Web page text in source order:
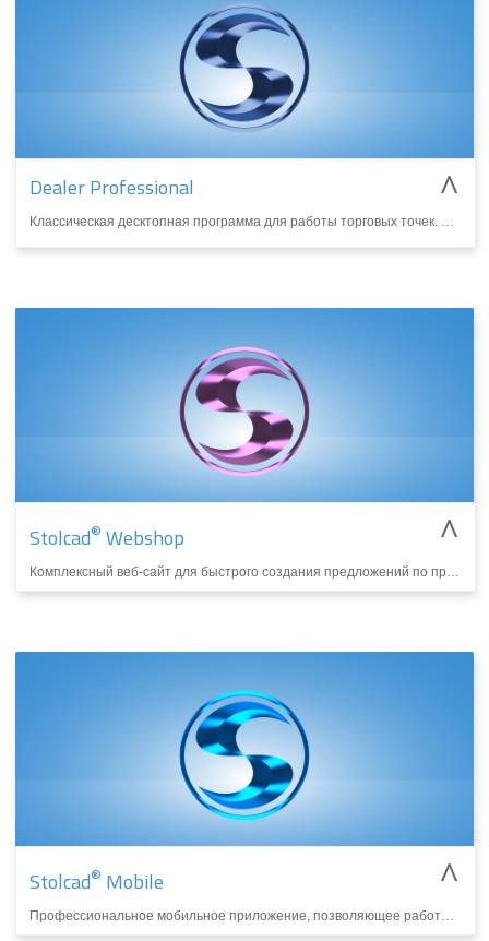
Dealer Professional ^
Классическая десктопная программа для работы торговых точек. Позволяет проектировать и подготавливать профессиональные предложения для окон, дверей и роллет.
БОЛЬШЕ
Stolcad® Webshop ^
Комплексный веб-сайт для быстрого создания предложений по продукции оконно-дверной столярки. Является идеальным решением для торговых представителей, часто работающих вне офиса.
Stolcad® Mobile ^
Профессиональное мобильное приложение, позволяющее работать из любого места, также в офлайн режиме. Позволяет подписывать предложения прямо на экране устройства и упрощает мониторинг выполнения заказов.